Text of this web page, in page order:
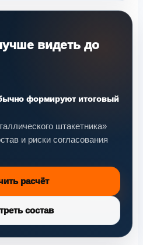
видеть до
формируют итоговый
штакетника»
и риски согласования
расчёт
состав